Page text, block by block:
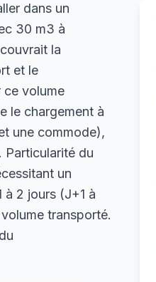
dans un
30 m3 à
la
et le
volume
le chargement à
une commode),
Particularité du
un
à 2 jours (J+1 à
transporté.